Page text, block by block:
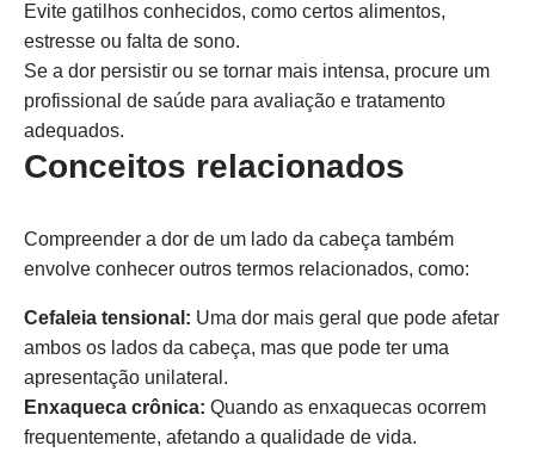
Evite gatilhos conhecidos, como certos alimentos,
estresse ou falta de sono.
Se a dor persistir ou se tornar mais intensa, procure um
profissional de saúde para avaliação e tratamento
adequados.
Conceitos relacionados
Compreender a dor de um lado da cabeça também
envolve conhecer outros termos relacionados, como:
Cefaleia tensional: Uma dor mais geral que pode afetar
ambos os lados da cabeça, mas que pode ter uma
apresentação unilateral.
Enxaqueca crônica: Quando as enxaquecas ocorrem
frequentemente, afetando a qualidade de vida.